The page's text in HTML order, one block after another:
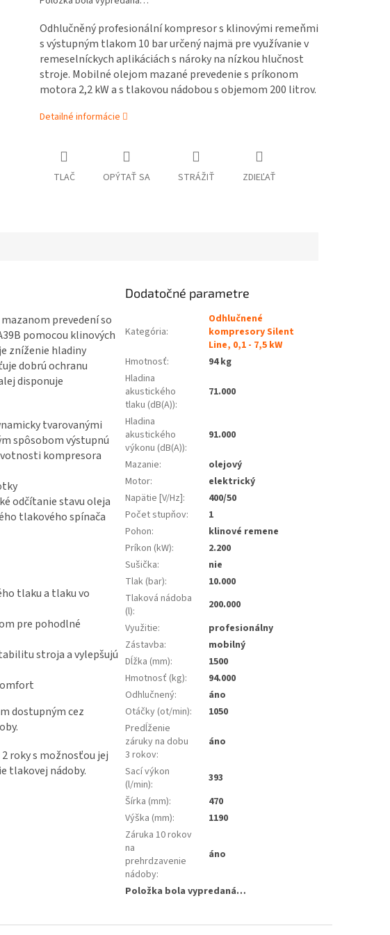
Odhlučněný profesionální kompresor s klinovými remeňmi
s výstupným tlakom 10 bar určený najmä pre využívanie v
remeselníckych aplikáciách s nároky na nízkou hlučnost
stroje. Mobilné olejom mazané prevedenie s príkonom
motora 2,2 kW a s tlakovou nádobou s objemom 200 litrov.
Detailné informácie
TLAČ OPÝTAŤ SA STRÁŽIŤ ZDIEĽAŤ
prevedení so
pomocou klinových
zníženie hladiny
dobrú ochranu
disponuje
tvarovanými
spôsobom výstupnú
kompresora
odčítanie stavu oleja
tlakového spínača
tlaku a tlaku vo
pre pohodlné
stroja a vylepšujú
dostupným cez
roky s možnosťou jej
tlakovej nádoby.
Dodatočné parametre
Kategória:
Odhlučnené
kompresory Silent
Line, 0,1 - 7,5 kW
Hmotnosť:
94 kg
Hladina
akustického
tlaku (dB(A)):
71.000
Hladina
akustického
výkonu (dB(A)):
91.000
Mazanie:
olejový
Motor:
elektrický
Napätie [V/Hz]:
400/50
Počet stupňov:
1
Pohon:
klinové remene
Príkon (kW):
2.200
Sušička:
nie
Tlak (bar):
10.000
Tlaková nádoba
(l):
200.000
Využitie:
profesionálny
Zástavba:
mobilný
Dĺžka (mm):
1500
Hmotnosť (kg):
94.000
Odhlučnený:
áno
Otáčky (ot/min):
1050
Predĺženie
záruky na dobu
3 rokov:
áno
Sací výkon
(l/min):
393
Šírka (mm):
470
Výška (mm):
1190
Záruka 10 rokov
na
prehrdzavenie
nádoby:
áno
Položka bola vypredaná…